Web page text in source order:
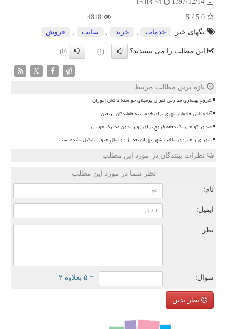
15:03:34
5.0
/
5
4818
تگهای خبر:
خدمات خرید سایت فروش
این مطلب را می پسندید؟ (1)
(0)
X
تازه ترین مطالب مرتبط
شروع بهسازی مدارس تهران برمبنای خواسته دانش آموزان
آماده باش خادمان شهری برای خدمت به جاماندگان اربعین
صدور گواهی یک دفعه خروج برای زوار بدون مدارک هویتی
شورای راهبردی سلامت شهر تهران بعد از دو سال هنوز تشکیل نشده است
نظرات بینندگان در مورد این مطلب
نظر شما در مورد این مطلب
نام:
ایمیل:
نظر:
سوال: = ۵ بعلاوه ۲
نظر بدین